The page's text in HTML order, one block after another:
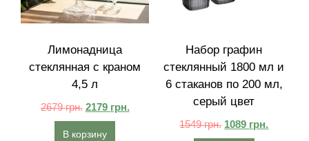
Лимонадница
стеклянная с краном
4,5 л
2679грн. 2179 грн.
В корзину
Набор графин
стеклянный 1800 мл и
6 стаканов по 200 мл,
серый цвет
1549грн. 1089 грн.